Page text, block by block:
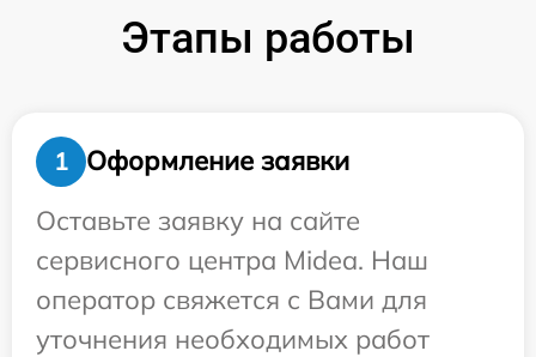
Этапы работы
1
Оформление заявки
Оставьте заявку на сайте
сервисного центра Midea. Наш
оператор свяжется с Вами для
уточнения необходимых работ